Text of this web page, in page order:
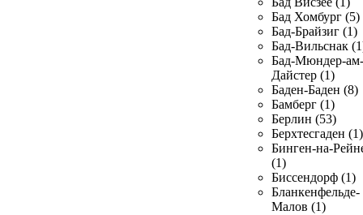
Бад Хомбург (5)
Бад-Брайзиг (1)
Бад-Вильснак
Бад-Мюндер-ам-
Дайстер (1)
Баден-Баден (8)
Бамберг (1)
Берлин (53)
Берхтесгаден (1)
Бинген-на-
(1)
Биссендорф (1)
Бланкенфельде-
Малов (1)